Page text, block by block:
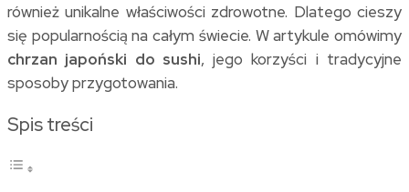
również unikalne właściwości zdrowotne. Dlatego cieszy
się popularnością na całym świecie. W artykule omówimy
chrzan japoński do sushi, jego korzyści i tradycyjne
sposoby przygotowania.
Spis treści